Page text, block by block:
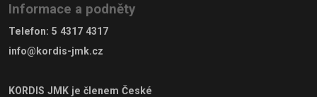
Informace a podněty
Telefon: 5 4317 4317
info@kordis-jmk.cz
KORDIS JMK je členem České